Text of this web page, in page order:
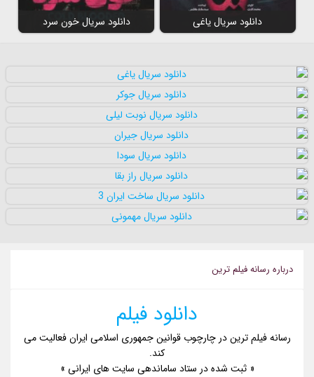
دانلود سریال یاغی دانلود سریال خون سرد
درباره رسانه فيلم ترين
دانلود فیلم
رسانه فیلم ترین در چارچوب قوانین جمهوری اسلامی ایران فعالیت می
کند.
« ثبت شده در ستاد ساماندهی سایت های ایرانی »